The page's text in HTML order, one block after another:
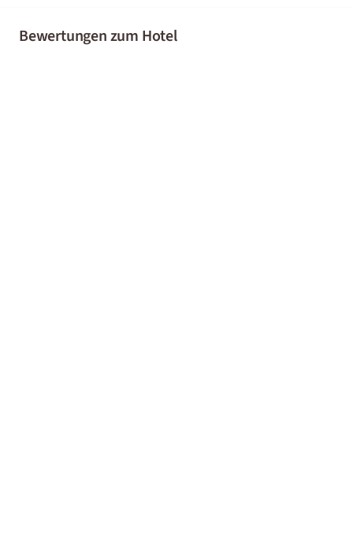
Bewertungen zum Hotel